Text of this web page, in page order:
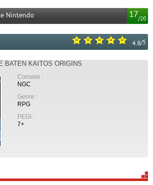
17/20
Nintendo
4.8/5
BATEN KAITOS ORIGINS
Console :
NGC
Genre :
RPG
PEGI :
7+